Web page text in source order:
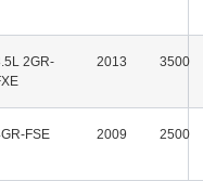
2GR-
2013 3500
FSE 2009 2500